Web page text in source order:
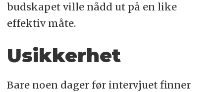
budskapet ville nådd ut på en like
effektiv måte.
Usikkerhet
Bare noen dager før intervjuet finner